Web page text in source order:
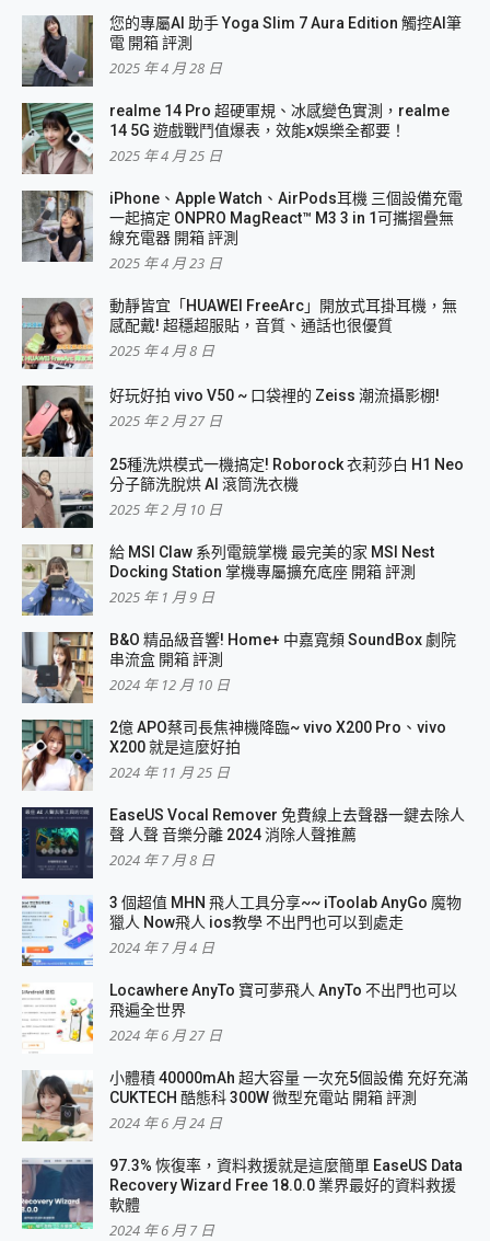
您的專屬AI 助手 Yoga Slim 7 Aura Edition 觸控AI筆
電 開箱 評測
2025 年 4 月 28 日
realme 14 Pro 超硬軍規、冰感變色實測，realme
14 5G 遊戲戰鬥值爆表，效能x娛樂全都要！
2025 年 4 月 25 日
iPhone、Apple Watch、AirPods耳機 三個設備充電
一起搞定 ONPRO MagReact™ M3 3 in 1可攜摺疊無
線充電器 開箱 評測
2025 年 4 月 23 日
動靜皆宜「HUAWEI FreeArc」開放式耳掛耳機，無
感配戴! 超穩超服貼，音質、通話也很優質
2025 年 4 月 8 日
好玩好拍 vivo V50 ~ 口袋裡的 Zeiss 潮流攝影棚!
2025 年 2 月 27 日
25種洗烘模式一機搞定! Roborock 衣莉莎白 H1 Neo
分子篩洗脫烘 AI 滾筒洗衣機
2025 年 2 月 10 日
給 MSI Claw 系列電競掌機 最完美的家 MSI Nest
Docking Station 掌機專屬擴充底座 開箱 評測
2025 年 1 月 9 日
B&O 精品級音響! Home+ 中嘉寬頻 SoundBox 劇院
串流盒 開箱 評測
2024 年 12 月 10 日
2億 APO蔡司長焦神機降臨~ vivo X200 Pro、vivo
X200 就是這麼好拍
2024 年 11 月 25 日
EaseUS Vocal Remover 免費線上去聲器一鍵去除人
聲 人聲 音樂分離 2024 消除人聲推薦
2024 年 7 月 8 日
3 個超值 MHN 飛人工具分享~~ iToolab AnyGo 魔物
獵人 Now飛人 ios教學 不出門也可以到處走
2024 年 7 月 4 日
Locawhere AnyTo 寶可夢飛人 AnyTo 不出門也可以
飛遍全世界
2024 年 6 月 27 日
小體積 40000mAh 超大容量 一次充5個設備 充好充滿
CUKTECH 酷態科 300W 微型充電站 開箱 評測
2024 年 6 月 24 日
97.3% 恢復率，資料救援就是這麼簡單 EaseUS Data
Recovery Wizard Free 18.0.0 業界最好的資料救援
軟體
2024 年 6 月 7 日